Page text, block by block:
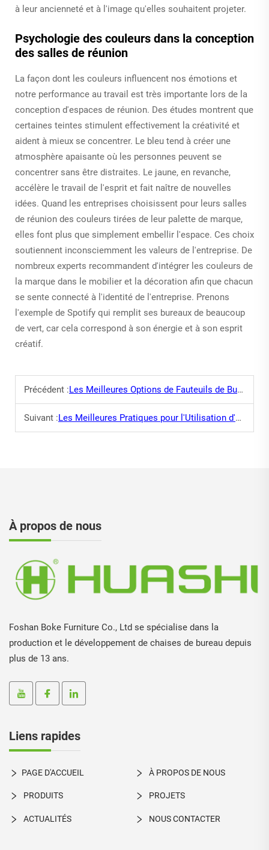
à leur ancienneté et à l'image qu'elles souhaitent projeter.
Psychologie des couleurs dans la conception
des salles de réunion
La façon dont les couleurs influencent nos émotions et
notre performance au travail est très importante lors de la
conception d'espaces de réunion. Des études montrent que
certaines teintes stimulent effectivement la créativité et
aident à mieux se concentrer. Le bleu tend à créer une
atmosphère apaisante où les personnes peuvent se
concentrer sans être distraites. Le jaune, en revanche,
accélère le travail de l'esprit et fait naître de nouvelles
idées. Quand les entreprises choisissent pour leurs salles
de réunion des couleurs tirées de leur palette de marque,
elles font plus que simplement embellir l'espace. Ces choix
soutiennent inconsciemment les valeurs de l'entreprise. De
nombreux experts recommandent d'intégrer les couleurs de
la marque dans le mobilier et la décoration afin que chacun
se sente connecté à l'identité de l'entreprise. Prenons
l'exemple de Spotify qui remplit ses bureaux de beaucoup
de vert, car cela correspond à son énergie et à son esprit
créatif.
Précédent :Les Meilleures Options de Fauteuils de Bureau pour les Petits Espaces
Suivant :Les Meilleures Pratiques pour l'Utilisation d'un Fauteuil Ergonomique
À propos de nous
Foshan Boke Furniture Co., Ltd se spécialise dans la
production et le développement de chaises de bureau depuis
plus de 13 ans.
Liens rapides
PAGE D'ACCUEIL À PROPOS DE NOUS
PRODUITS PROJETS
ACTUALITÉS NOUS CONTACTER